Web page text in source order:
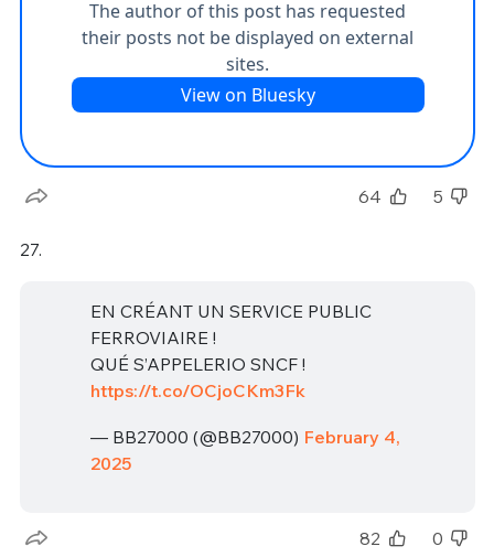
64 5
27.
EN CRÉANT UN SERVICE PUBLIC
FERROVIAIRE !
QUÉ S’APPELERIO SNCF !
https://t.co/OCjoCKm3Fk
— BB27000 (@BB27000) February 4,
2025
82 0